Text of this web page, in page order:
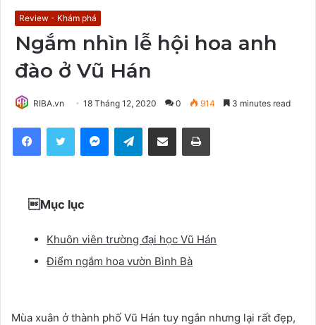
Review - Khám phá
Ngắm nhìn lễ hội hoa anh
đào ở Vũ Hán
RIBA.vn 18 Tháng 12, 2020 0 914 3 minutes read
FacebookTwitter MessengerTelegramShare via Email Print
Mục lục
Khuôn viên trường đại học Vũ Hán
Điểm ngắm hoa vườn Bình Bà
Mùa xuân ở thành phố Vũ Hán tuy ngắn nhưng lại rất đẹp,